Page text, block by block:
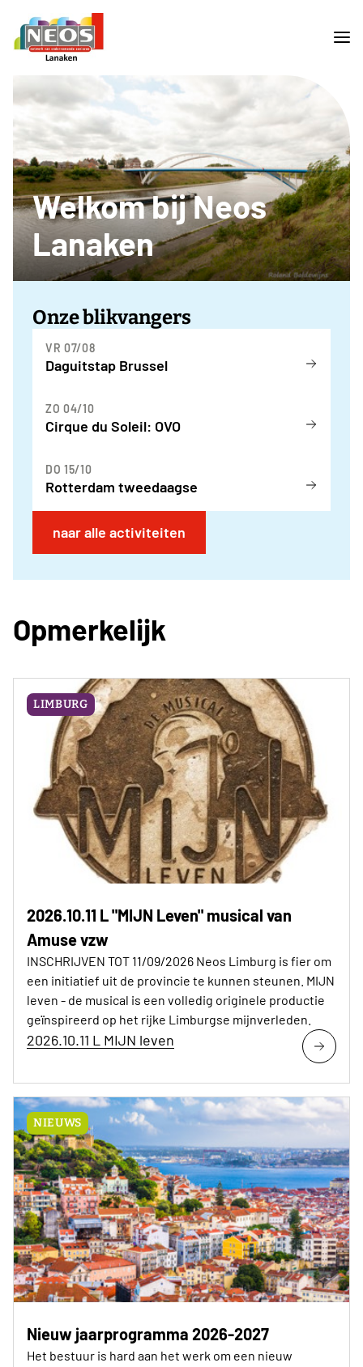
Welkom bij Neos
Lanaken
Onze blikvangers
VR 07/08
Daguitstap Brussel
ZO 04/10
Cirque du Soleil: OVO
DO 15/10
Rotterdam tweedaagse
naar alle activiteiten
Opmerkelijk
LIMBURG
2026.10.11 L "MIJN Leven" musical van
Amuse vzw
INSCHRIJVEN TOT 11/09/2026 Neos Limburg is fier om
een initiatief uit de provincie te kunnen steunen. MIJN
leven - de musical is een volledig originele productie
geïnspireerd op het rijke Limburgse mijnverleden.
2026.10.11 L MIJN leven
NIEUWS
Nieuw jaarprogramma 2026-2027
Het bestuur is hard aan het werk om een nieuw